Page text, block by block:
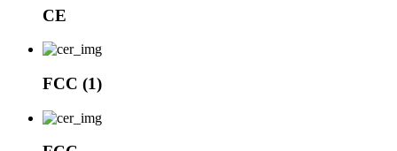
CE
FCC (1)